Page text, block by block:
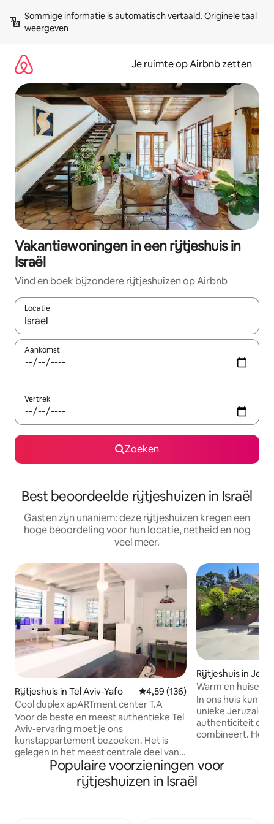
direct
naar
Sommige informatie is automatisch vertaald. Originele taal
weergeven
Je ruimte op Airbnb zetten
Vakantiewoningen in een rijtjeshuis in
Israël
Vind en boek bijzondere rijtjeshuizen op Airbnb
Locatie
Wanneer er suggesties beschikbaar zijn, maak je een keuze
Aankomst
Vertrek
Zoeken
Best beoordeelde rijtjeshuizen in Israël
Gasten zijn unaniem: deze rijtjeshuizen kregen een
hoge beoordeling voor hun locatie, netheid en nog
veel meer.
Rijtjeshuis in Tel Aviv-Yafo Gemiddelde beoordeling van
4,59 (136)
Cool duplex apARTment center T.A
Voor de beste en meest authentieke Tel
Aviv-ervaring moet je ons
kunstappartement bezoeken. Het is
gelegen in het meest centrale deel van
de stad, de Jemenitische wijk, en op
slechts een paar minuten lopen van het
strand. Het is verborgen voor alle drukte
Rijtjeshuis in
Warm en
In ons huis kunt
unieke
authenticiteit en
combineert. Het
schoon,
Populaire voorzieningen voor
rijtjeshuizen in Israël